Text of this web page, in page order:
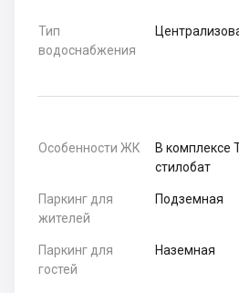
Тип
водоснабжения
Особенности ЖК
В комплексе
стилобат
Паркинг для
жителей
Подземная
Паркинг для
гостей
Наземная